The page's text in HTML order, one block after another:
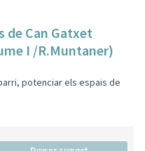
de Can Gatxet
I /R.Muntaner)
potenciar els espais de